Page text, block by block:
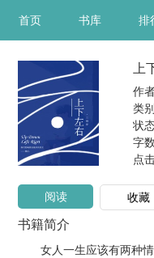
首页 书库 排
上
作
类
状
字
点
阅读 收藏
书籍简介
女人一生应该有两种